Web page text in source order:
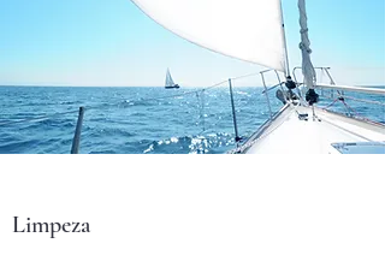
Limpeza